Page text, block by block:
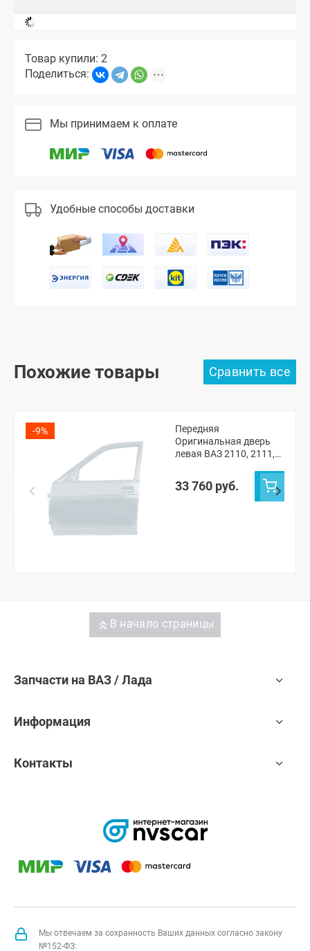
Товар купили: 2
Поделиться:
Мы принимаем к оплате
Удобные способы доставки
Похожие товары
-9%
Передняя
Оригинальная дверь
левая ВАЗ 2110, 2111,
(Кристалл 281)
33 760 руб.
В начало страницы
Запчасти на ВАЗ / Лада
Информация
Контакты
Мы отвечаем за сохранность Ваших данных согласно закону
№152-ФЗ: